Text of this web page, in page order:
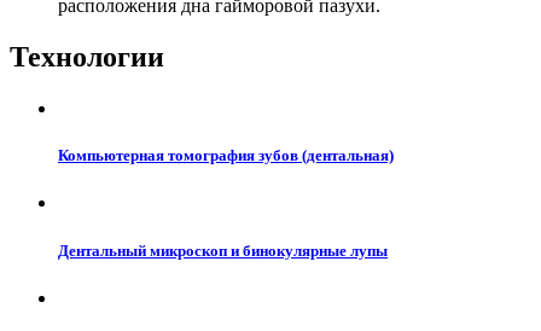
расположения дна гайморовой пазухи.
Технологии
Компьютерная томография зубов (дентальная)
Дентальный микроскоп и бинокулярные лупы